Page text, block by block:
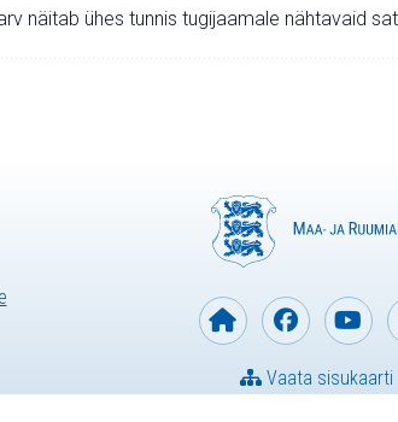
näitab ühes tunnis tugijaamale nähtavaid
Vaata sisukaarti